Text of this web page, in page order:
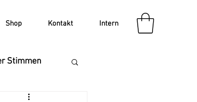
Shop Kontakt Intern
Stimmen